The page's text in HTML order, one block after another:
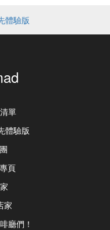
體驗版
單
體驗版
頁
家
廳們！